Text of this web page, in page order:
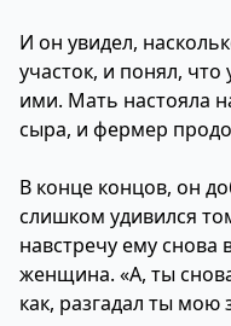
И он увидел,
участок, и понял,
ими. Мать настояла
сыра, и фермер
В конце концов, он
слишком удивился
навстречу ему
женщина. «А, ты
как, разгадал ты мою